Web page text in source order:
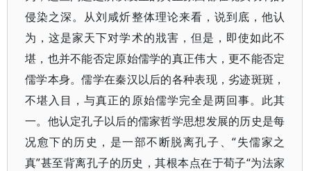
侵染之深。从刘咸炘整体理论来看，说到底，他认
为，这是家天下对学术的戕害，但是，即使如此不
堪，也并不能否定原始儒学的真正伟大，更不能否定
儒学本身。儒学在秦汉以后的各种表现，劣迹斑斑，
不堪入目，与真正的原始儒学完全是两回事。此其
一。他认定孔子以后的儒家哲学思想发展的历史是每
况愈下的历史，是一部不断脱离孔子、“失儒家之
真”甚至背离孔子的历史，其根本点在于荀子“为法家